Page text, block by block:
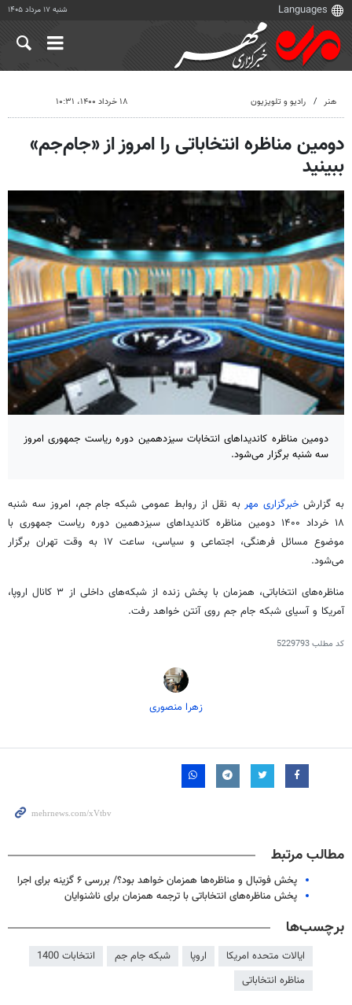
شنبه ۱۷ مرداد ۱۴۰۵
هنر رادیو و تلویزیون ۱۸ خرداد ۱۴۰۰، ۱۰:۳۱
دومین مناظره‌ انتخاباتی را امروز از «جام‌جم»
ببینید
دومین مناظره کاندیداهای انتخابات سیزدهمین دوره ریاست جمهوری امروز
سه شنبه برگزار می‌شود.
به گزارش خبرگزاری مهربه نقل از روابط عمومی شبکه جام جم، امروز سه شنبه
۱۸ خرداد
دومین مناظره کاندیداهای سیزدهمین دوره ریاست جمهوری با
موضوع مسائل فرهنگی، اجتماعی و سیاسی، ساعت ۱۷ به وقت تهران برگزار
می‌شود.
مناظره‌های انتخاباتی، همزمان با پخش زنده از شبکه‌های داخلی از ۳ کانال اروپا،
آمریکا و آسیای شبکه جام جم روی آنتن خواهد رفت.
کد مطلب5229793
زهرا منصوری
مطالب مرتبط
پخش فوتبال و مناظره‌ها همزمان خواهد بود؟/ بررسی ۶ گزینه برای اجرا
پخش مناظره‌های انتخاباتی با ترجمه همزمان برای ناشنوایان
برچسب‌ها
ایالات متحده امریکا اروپا شبکه جام جم
انتخابات 1400
مناظره انتخاباتی